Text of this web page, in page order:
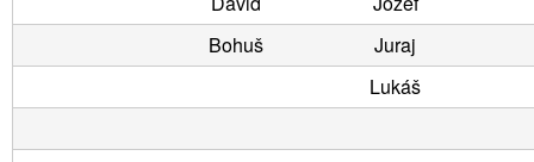
Bohuš
Juraj
Lukáš